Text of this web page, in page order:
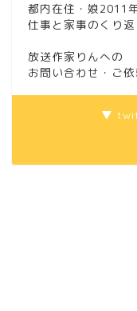
都内在住・娘2011
仕事と家事のくり返
放送作家りんへの
お問い合わせ・ご依
▼